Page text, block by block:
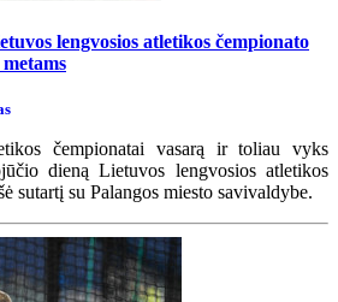
lengvosios atletikos čempionato
čempionatai vasarą ir toliau vyks
dieną Lietuvos lengvosios atletikos
sutartį su Palangos miesto savivaldybe.